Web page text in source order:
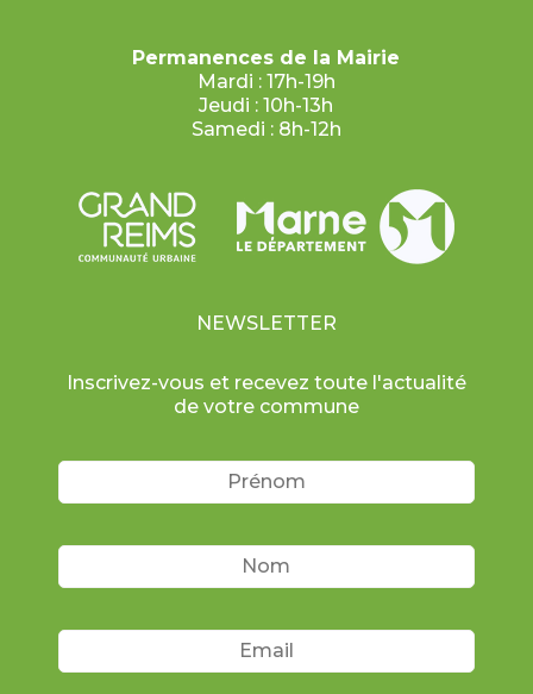
Permanences de la Mairie
Mardi : 17h-19h
Jeudi : 10h-13h
Samedi : 8h-12h
NEWSLETTER
Inscrivez-vous et recevez toute l'actualité
de votre commune